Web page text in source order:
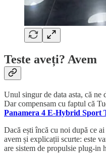
Teste aveți? Avem
Unul singur de data asta, că ne
Dar compensam cu faptul că
Panamera 4 E-Hybrid Sport
Dacă ești încă cu noi după ce
avem și explicații scurte: este
are sistem de propulsie plug-in